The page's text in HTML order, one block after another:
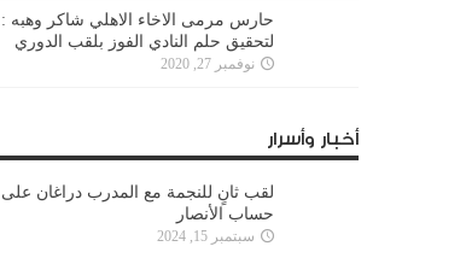
حارس مرمى الاخاء الاهلي شاكر وهبه :
لتحقيق حلم النادي الفوز بلقب الدوري
نوفمبر 27, 2020
أخبار وأسرار
لقب ثانٍ للنجمة مع المدرب دراغان على
حساب الأنصار
سبتمبر 15, 2024